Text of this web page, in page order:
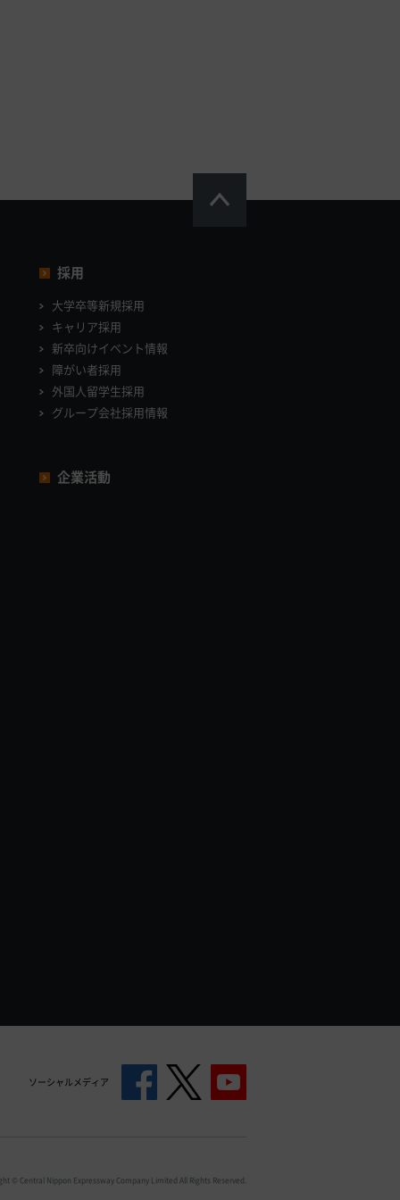
採用
大学卒等新規採用
キャリア採用
新卒向けイベント情報
障がい者採用
外国人留学生採用
グループ会社採用情報
企業活動
ソーシャルメディア
© Central Nippon Expressway Company Limited All Rights Reserved.